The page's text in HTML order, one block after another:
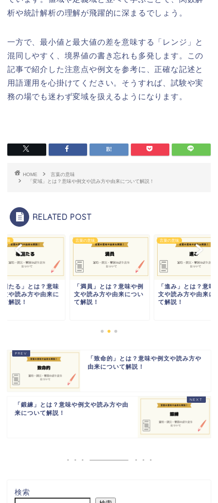
析や統計解析の理解が飛躍的に深まるでしょう。
一方で、最小値と最大値の差を意味する「レンジ」と
混同しやすく、境界値の書き忘れも多発します。この
記事で紹介した注意点や例文を参考に、正確な記述と
用語運用を心掛けてください。そうすれば、試験や実
務の場でも迷わず変域を扱えるようになります。
HOME
言葉の意味
「変域」とは？意味や例文や読み方や由来について解説！
RELATED POST
意味
固たる」とは？意味
文や読み方や由来に
て解説！
言葉の意味
「満員」とは？意味や例
文や読み方や由来につい
て解説！
言葉の意味
「進み」とは？意味
文や読み方や由来に
て解説！
「致命的」とは？意味や例文や読み方や
由来について解説！
「鍛練」とは？意味や例文や読み方や由
来について解説！
検索